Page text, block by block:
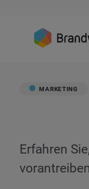
MARKETING
Erfahren